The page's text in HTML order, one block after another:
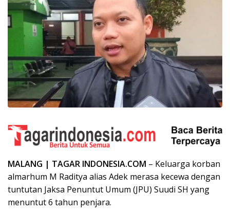
MALANG | TAGAR INDONESIA.COM – Keluarga korban
almarhum M Raditya alias Adek merasa kecewa dengan
tuntutan Jaksa Penuntut Umum (JPU) Suudi SH yang
menuntut 6 tahun penjara.